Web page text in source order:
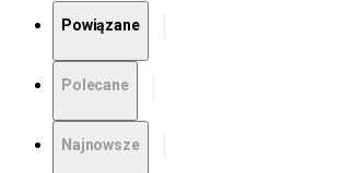
Powiązane
Polecane
Najnowsze